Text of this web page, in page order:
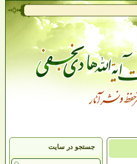
جستجو در سایت